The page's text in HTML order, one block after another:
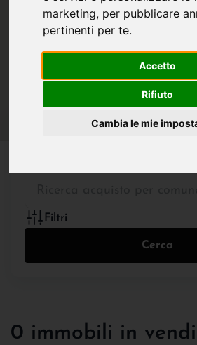
marketing, per pubblicare
pertinenti per te.
Accetto
Rifiuto
Cambia le mie
Filtri
Cerca
0 immobili in